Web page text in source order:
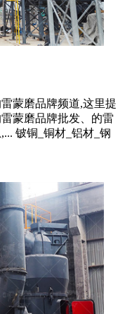
蒙磨品牌频道,这里提
蒙磨品牌批发、的雷
铍铜_铜材_铝材_钢